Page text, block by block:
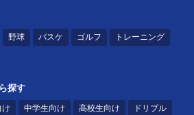
野球 バスケ ゴルフ トレーニング
探す
け 中学生向け 高校生向け ドリブル